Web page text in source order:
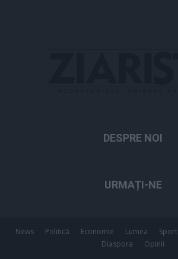
DESPRE NOI
URMAȚI-NE
News Politică Economie Lumea Sport
Diaspora
Opinii